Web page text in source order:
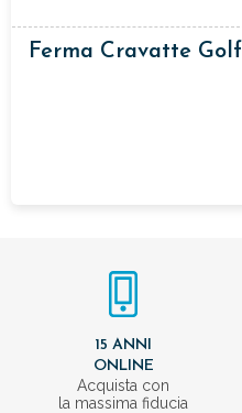
Ferma Cravatte Golf
15 ANNI
ONLINE
Acquista con
la massima fiducia